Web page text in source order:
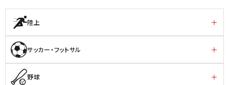
陸上
サッカー・フットサル
野球